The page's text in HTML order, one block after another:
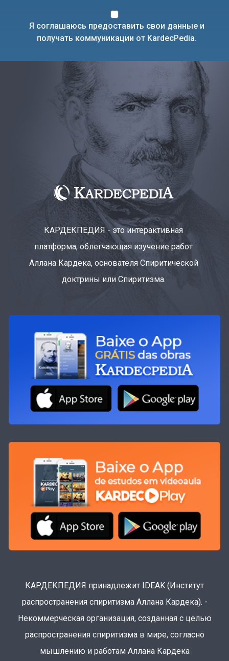
Я соглашаюсь предоставить свои данные и
получать коммуникации от KardecPedia.
КАРДЕКПЕДИЯ - это интерактивная
платформа, облегчающая изучение работ
Аллана Кардека, основателя Спиритической
доктрины или Спиритизма.
КАРДЕКПЕДИЯ принадлежит IDEAK (Институт
распространения спиритизма Аллана Кардека). -
Некоммерческая организация, созданная с целью
распространения спиритизма в мире, согласно
мышлению и работам Аллана Кардека